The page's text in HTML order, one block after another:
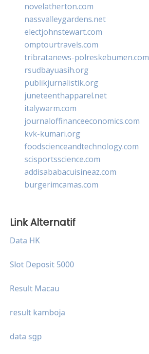
novelatherton.com
nassvalleygardens.net
electjohnstewart.com
omptourtravels.com
tribratanews-polreskebumen.com
rsudbayuasih.org
publikjurnalistik.org
juneteenthapparel.net
italywarm.com
journaloffinanceeconomics.com
kvk-kumari.org
foodscienceandtechnology.com
scisportsscience.com
addisababacuisineaz.com
burgerimcamas.com
Link Alternatif
Data HK
Slot Deposit 5000
Result Macau
result kamboja
data sgp